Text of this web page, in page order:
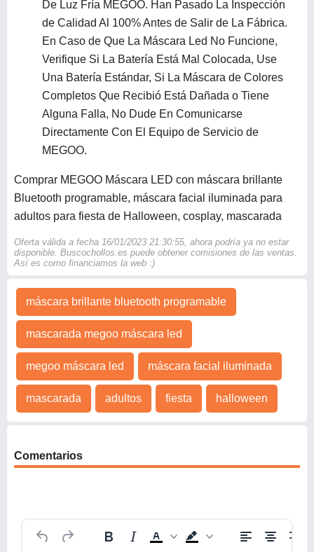
De Luz Fría MEGOO. Han Pasado La Inspección
de Calidad Al 100% Antes de Salir de La Fábrica.
En Caso de Que La Máscara Led No Funcione,
Verifique Si La Batería Está Mal Colocada, Use
Una Batería Estándar, Si La Máscara de Colores
Completos Que Recibió Está Dañada o Tiene
Alguna Falla, No Dude En Comunicarse
Directamente Con El Equipo de Servicio de
MEGOO.
Comprar MEGOO Máscara LED con máscara brillante
Bluetooth programable, máscara facial iluminada para
adultos para fiesta de Halloween, cosplay, mascarada
Oferta válida a fecha 16/01/2023 21:30:55, ahora podría ya no estar
disponible. Buscochollos.es puede obtener comisiones de las ventas.
Así es como financiamos la web :)
máscara brillante bluetooth programable
mascarada megoo máscara led
megoo máscara led máscara facial iluminada
mascarada adultos fiesta halloween
Comentarios